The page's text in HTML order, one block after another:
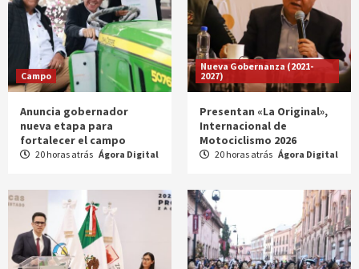
Campo
Anuncia gobernador
nueva etapa para
fortalecer el campo
20 horas atrás Ágora Digital
Nueva Gobernanza (2021-
2027)
Presentan «La Original»,
Internacional de
Motociclismo 2026
20 horas atrás Ágora Digital